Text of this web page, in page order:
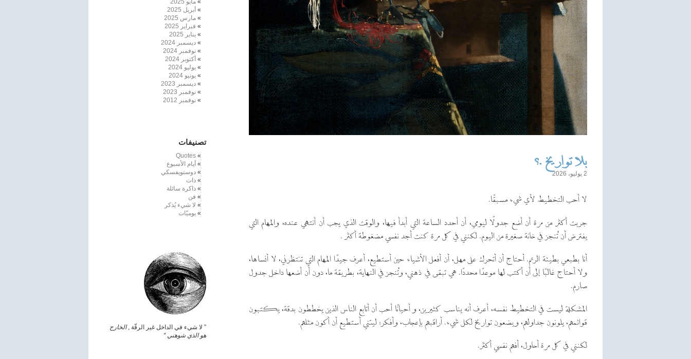
بلا تواريخ .؟
2 يوليو، 2026
لا أحب التخطيط لأي شيء مسبقًا.
جربت أكثر من مرة أن أضع جدولًا ليومي، أن أحدد الساعة التي أبدأ فيها، والوقت الذي يجب أن أنتهي عنده، والمهام التي
يفترض أن تُنجز في خانة صغيرة من اليوم. لكنني في كل مرة كنت أجد نفسي مضغوطة أكثر .
أنا بطبعي بطيئة الرتم. أحتاج أن أتحرك على مهل، أن أفعل الأشياء حين أستطيع، أعرف جيدًا المهام التي تنتظرني، لا أنساها،
ولا أحتاج غالبًا إلى أن أكتب لها موعدًا محددًا. هي تبقى في ذهني، وتُنجز في النهاية، بطريقة ما، دون أن أضعها داخل جدول
صارم.
المشكلة ليست في التخطيط نفسه، أعرف أنه يناسب كثيرين، و أحيانًا أحب أن أتابع الناس الذين يخططون بدقة، يكتبون
قوائمهم، يلونون جداولهم، ويضعون تواريخ لكل شيء. أراقبهم بإعجاب، وأفكر: ليتني أستطيع أن أكون مثلهم.
لكنني في كل مرة أحاول، أفهم نفسي أكثر.
مايو 2025
أبريل 2025
مارس 2025
فبراير 2025
يناير 2025
ديسمبر 2024
نوفمبر 2024
أكتوبر 2024
يوليو 2024
يونيو 2024
ديسمبر 2023
نوفمبر 2023
نوفمبر 2012
تصنيفات
Quotes
أيام الأسبوع
دوستويفسكي
ذات
ذاكرة سائلة
فن
لا شيء يُذكر
يوميّات
” لا شيء في الداخل غير الرقّة ,الخارج
هو الذي شوهني “